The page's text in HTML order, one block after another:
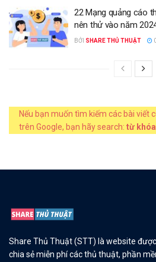
22 Mạng quảng cáo
nên thử vào năm
BỞI SHARE THỦ THUẬT
Nếu bạn muốn tìm kiếm các bài viết
trên Google, bạn hãy search: từ khóa
Share Thủ Thuật (STT) là website
chia sẻ miễn phí các thủ thuật, phần